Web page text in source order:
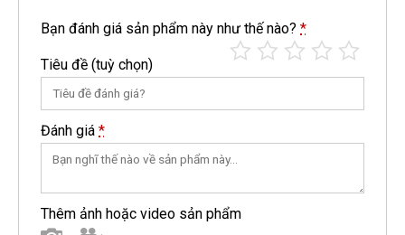
Bạn đánh giá sản phẩm này như thế nào? *
Tiêu đề (tuỳ chọn)
Đánh giá *
Thêm ảnh hoặc video sản phẩm